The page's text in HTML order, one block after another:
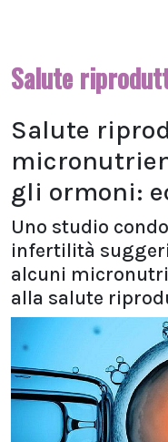
Salute
Salute
gli ormoni:
Uno studio
infertilità
alcuni
alla salute